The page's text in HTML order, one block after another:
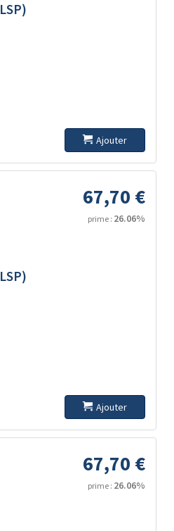
Ajouter
67,70 €
prime : 26.06%
Ajouter
67,70 €
prime : 26.06%